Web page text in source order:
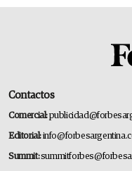
Contactos
Comercial:
Editorial:
Summit: